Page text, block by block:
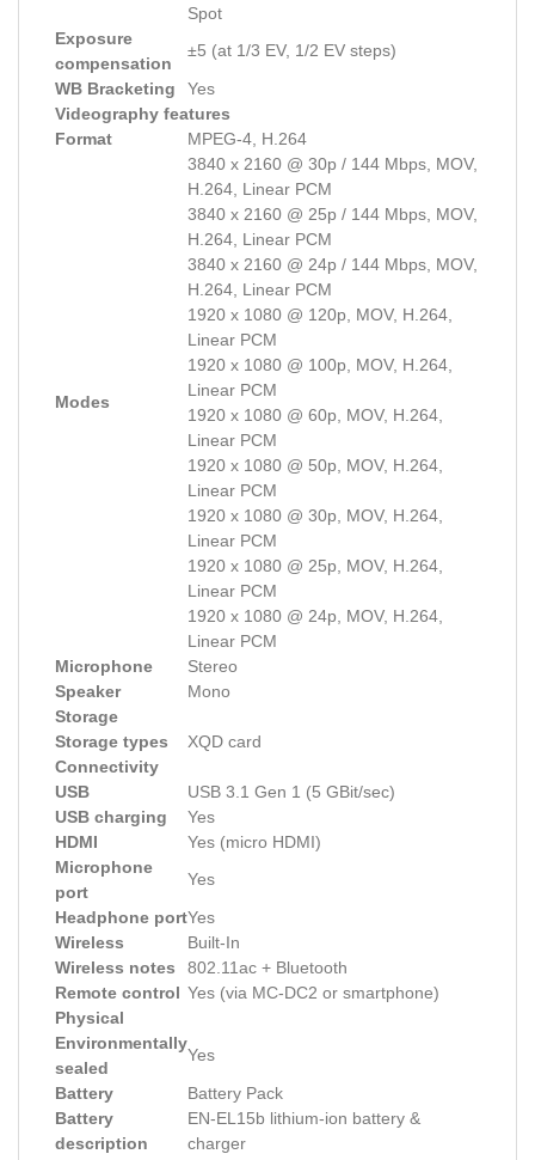
Spot
Exposure
compensation
±5 (at 1/3 EV, 1/2 EV steps)
WB Bracketing
Yes
Videography features
Format
MPEG-4, H.264
Modes
3840 x 2160 @ 30p / 144 Mbps, MOV,
H.264, Linear PCM
3840 x 2160 @ 25p / 144 Mbps, MOV,
H.264, Linear PCM
3840 x 2160 @ 24p / 144 Mbps, MOV,
H.264, Linear PCM
1920 x 1080 @ 120p, MOV, H.264,
Linear PCM
1920 x 1080 @ 100p, MOV, H.264,
Linear PCM
1920 x 1080 @ 60p, MOV, H.264,
Linear PCM
1920 x 1080 @ 50p, MOV, H.264,
Linear PCM
1920 x 1080 @ 30p, MOV, H.264,
Linear PCM
1920 x 1080 @ 25p, MOV, H.264,
Linear PCM
1920 x 1080 @ 24p, MOV, H.264,
Linear PCM
Microphone
Stereo
Speaker
Mono
Storage
Storage types
XQD card
Connectivity
USB
USB 3.1 Gen 1 (5 GBit/sec)
USB charging
Yes
HDMI
Yes (micro HDMI)
Microphone
port
Yes
Headphone portYes
Wireless
Built-In
Wireless notes
802.11ac + Bluetooth
Remote control Yes (via MC-DC2 or smartphone)
Physical
Environmentally
sealed
Yes
Battery
Battery Pack
Battery
description
EN-EL15b lithium-ion battery &
charger